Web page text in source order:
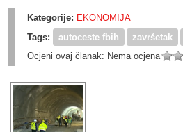
Kategorije: EKONOMIJA
Tags:
autoceste fbih završetak
Ocjeni ovaj članak: Nema ocjena